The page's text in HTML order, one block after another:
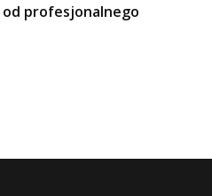
od profesjonalnego